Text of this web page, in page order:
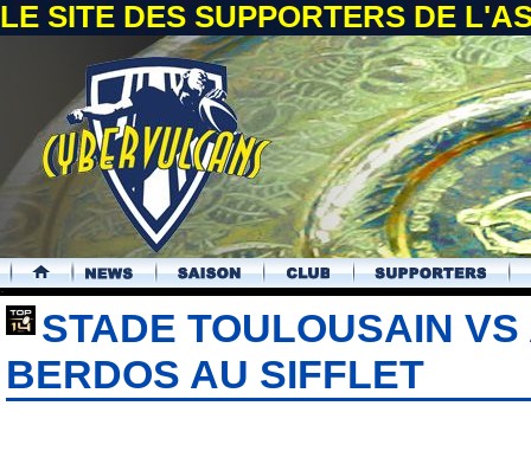
LE SITE DES SUPPORTERS DE
.
STADE TOULOUSAIN
BERDOS AU SIFFLET